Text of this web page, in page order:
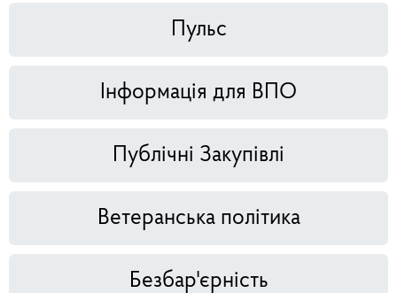
Пульс
Інформація для ВПО
Публічні Закупівлі
Ветеранська політика
Безбар'єрність